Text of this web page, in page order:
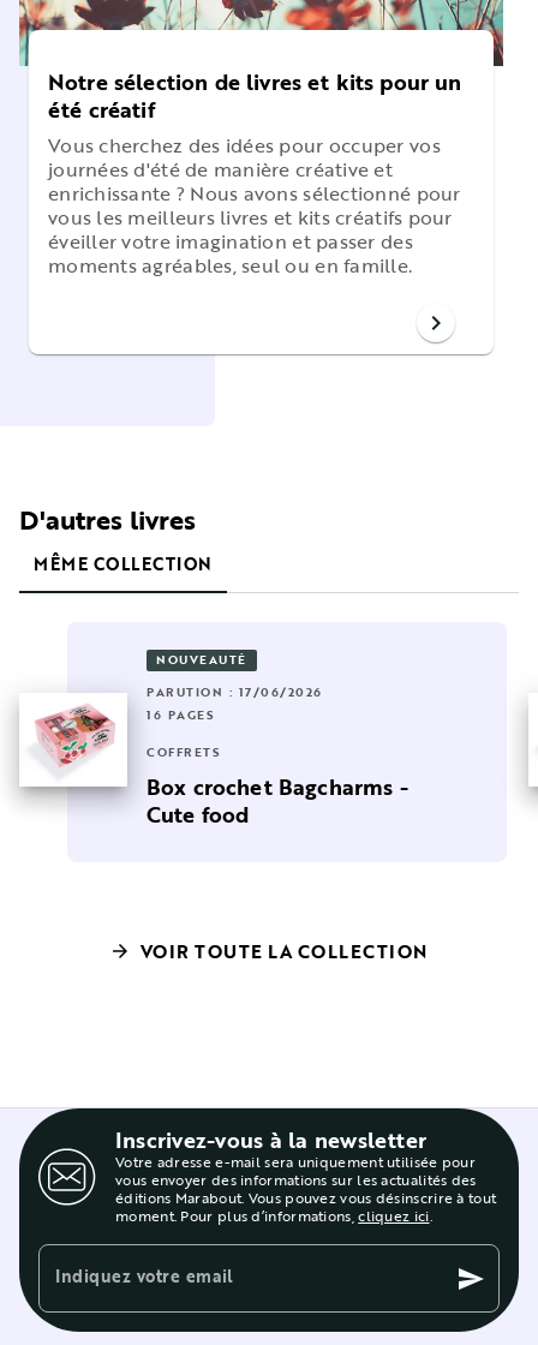
Notre sélection de livres et kits pour un
été créatif
Vous cherchez des idées pour occuper vos
journées d'été de manière créative et
enrichissante ? Nous avons sélectionné pour
vous les meilleurs livres et kits créatifs pour
éveiller votre imagination et passer des
moments agréables, seul ou en famille.
chevron_right
D'autres livres
MÊME COLLECTION
NOUVEAUTÉ
PARUTION : 17/06/2026
16 PAGES
COFFRETS
Box crochet Bagcharms -
Cute food
arrow_forward VOIR TOUTE LA COLLECTION
Inscrivez-vous à la newsletter
Votre adresse e-mail sera uniquement utilisée pour
vous envoyer des informations sur les actualités des
éditions Marabout. Vous pouvez vous désinscrire à tout
moment. Pour plus d’informations,cliquez ici.
Indiquez votre email send